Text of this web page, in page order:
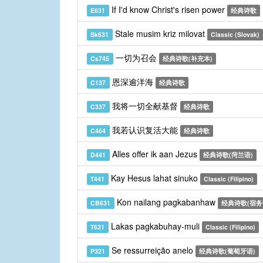
E631 If I'd know Christ's risen power 经典诗歌
Sk631 Stale musim kriz milovat Classic (Slovak)
Cs745 一切为召会 经典诗歌(补充本)
C137 恩深逾洋海 经典诗歌
C337 我将一切全献基督 经典诗歌
C464 我若认识复活大能 经典诗歌
D441 Alles offer ik aan Jezus 经典诗歌(菏兰语)
T441 Kay Hesus lahat sinuko Classic (Filipino)
CB631 Kon nailang pagkabanhaw 经典诗歌(宿
T631 Lakas pagkabuhay-muli Classic (Filipino)
P321 Se ressurreição anelo 经典诗歌(葡萄牙语)